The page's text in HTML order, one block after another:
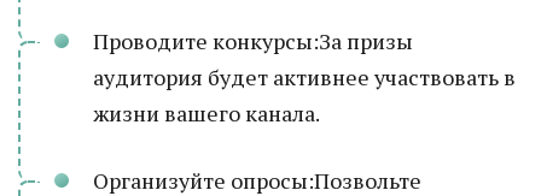
Проводите конкурсы:За призы
аудитория будет активнее участвовать в
жизни вашего канала.
Организуйте опросы:Позвольте